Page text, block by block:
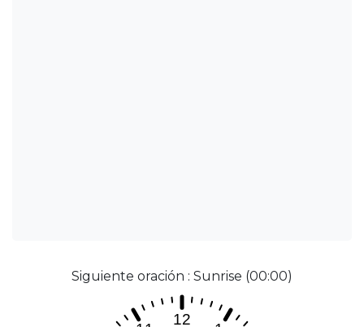
Siguiente oración : Sunrise (00:00)